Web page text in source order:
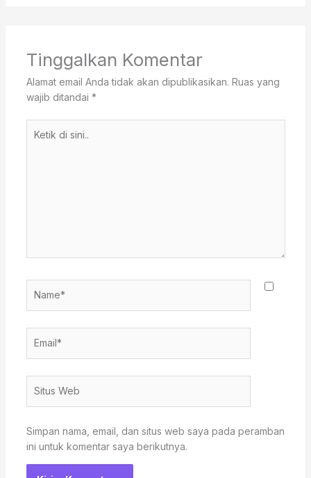
Tinggalkan Komentar
Alamat email Anda tidak akan dipublikasikan. Ruas yang
wajib ditandai *
Web
Simpan nama, email, dan situs web saya pada peramban
ini untuk komentar saya berikutnya.